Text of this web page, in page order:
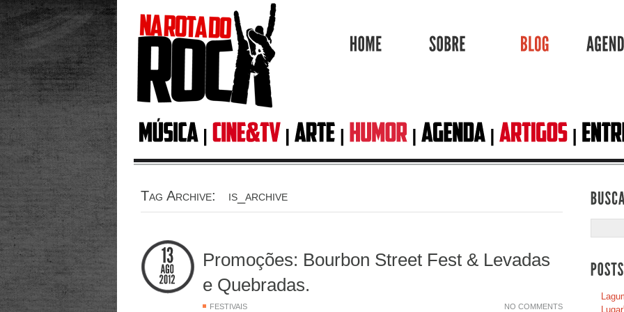
Tag Archive: is_archive
Promoções: Bourbon Street Fest & Levadas
e Quebradas.
FESTIVAIS NO COMMENTS